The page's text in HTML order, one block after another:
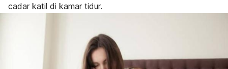
cadar katil di kamar tidur.